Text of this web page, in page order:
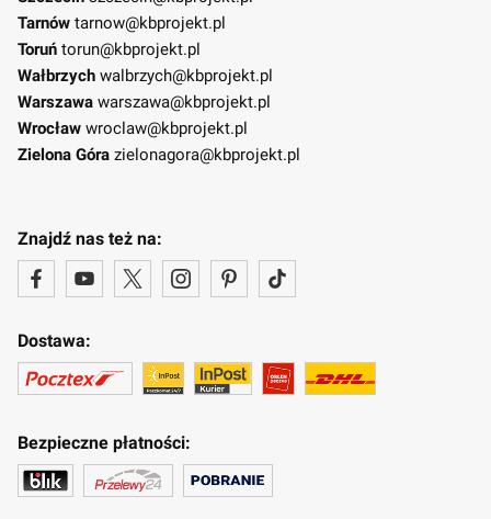
Tarnów tarnow@kbprojekt.pl
Toruń torun@kbprojekt.pl
Wałbrzych walbrzych@kbprojekt.pl
Warszawa warszawa@kbprojekt.pl
Wrocław wroclaw@kbprojekt.pl
Zielona Góra zielonagora@kbprojekt.pl
Znajdź nas też na:
Dostawa:
Bezpieczne płatności: